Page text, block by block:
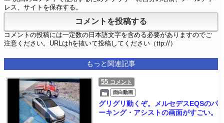
レス、サイトを保存する。
コメントの投稿には一定数の日本語文字を含める必要がありますのでご
注意ください。URLはhを抜いて投稿してください（ttp://）
もっと関連記事
55 コメント
面白動画
グリグリ動くぞ。メルセデスEQSのパ
ーキング・アシストの画面がすごい。